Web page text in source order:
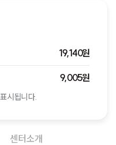
센터소개
19,140원
9,005원
시됩니다.